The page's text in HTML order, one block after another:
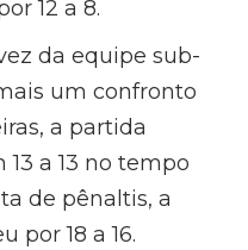
12 a 8.
da equipe sub-
um confronto
a partida
a 13 no tempo
de pênaltis, a
por 18 a 16.